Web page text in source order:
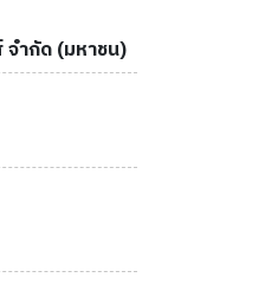
ำกัด (มหาชน)